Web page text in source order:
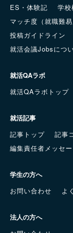
ES・体験記
学校
マッチ度（就職難易
投稿ガイドライン
就活会議Jobsにつ
就活QAラボ
就活QAラボトップ
就活記事
記事トップ
記事
編集責任者メッセ
学生の方へ
お問い合わせ
よ
法人の方へ